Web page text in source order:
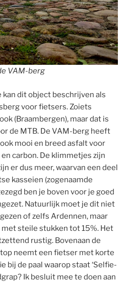
VAM-berg
kan dit object beschrijven als
voor fietsers. Zoiets
(Braambergen), maar dat is
de MTB. De VAM-berg heeft
mooi en breed asfalt voor
carbon. De klimmetjes zijn
er dus meer, waarvan een deel
kasseien (zogenaamde
ben je boven voor je goed
Natuurlijk moet je dit niet
of zelfs Ardennen, maar
met steile stukken tot 15%. Het
rustig. Bovenaan de
neemt een fietser met korte
bij de paal waarop staat ‘Selfie-
Ik besluit mee te doen aan